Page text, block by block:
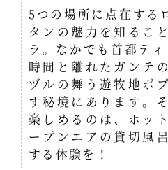
5つの場所に点在する
タンの魅力を知るこ
ラ。なかでも首都テ
時間と離れたガンテ
ヅルの舞う遊牧地ポ
す秘境にあります。
楽しめるのは、ホッ
ープンエアの貸切風
する体験を！